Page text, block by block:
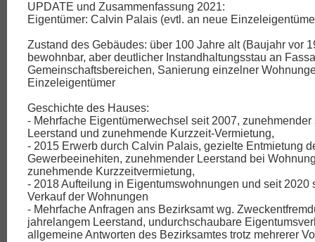
UPDATE und Zusammenfassung 2021:
Eigentümer: Calvin Palais (evtl. an neue
Zustand des Gebäudes: über 100 Jahre alt (Baujahr vor
bewohnbar, aber deutlicher Instandhaltungsstau an
Gemeinschaftsbereichen, Sanierung einzelner
Einzeleigentümer
Geschichte des Hauses:
- Mehrfache Eigentümerwechsel seit 2007,
Leerstand und zunehmende Kurzzeit-Vermietung,
- 2015 Erwerb durch Calvin Palais, gezielte Entmietung
Gewerbeeinehiten, zunehmender Leerstand bei
zunehmende Kurzzeitvermietung,
- 2018 Aufteilung in Eigentumswohnungen und seit 2020
Verkauf der Wohnungen
- Mehrfache Anfragen ans Bezirksamt wg.
jahrelangem Leerstand, undurchschaubare
allgemeine Antworten des Bezirksamtes trotz mehrerer